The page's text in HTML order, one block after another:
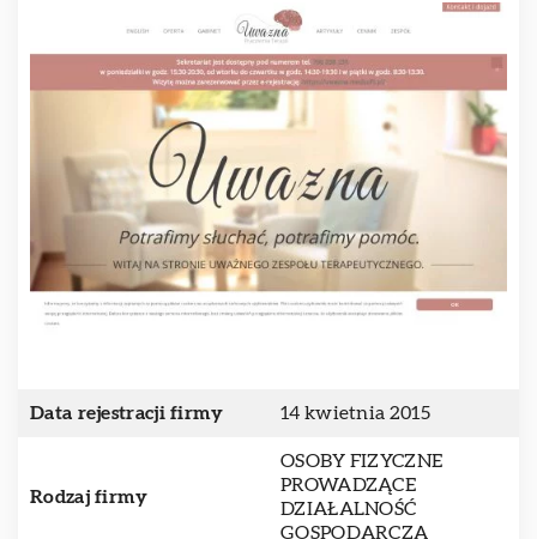
Data rejestracji firmy 14 kwietnia 2015
Rodzaj firmy
OSOBY FIZYCZNE
PROWADZĄCE
DZIAŁALNOŚĆ
GOSPODARCZĄ